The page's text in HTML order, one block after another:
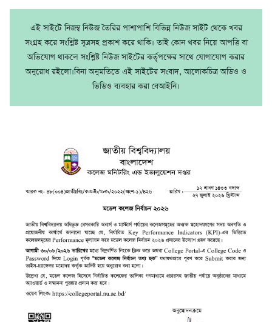
এই সাইটে নিজম্ব নিউজ তৈরির পাশাপাশি বিভিন্ন নিউজ সাইট থেকে খবর
সংগ্রহ করে সংশ্লিষ্ট সূত্রসহ প্রকাশ করে থাকি। তাই কোন খবর নিয়ে আপত্তি বা
অভিযোগ থাকলে সংশ্লিষ্ট নিউজ সাইটের কর্তৃপক্ষের সাথে যোগাযোগ করার
অনুরোধ রইলো।বিনা অনুমতিতে এই সাইটের সংবাদ, আলোকচিত্র অডিও ও
ভিডিও ব্যবহার করা বেআইনি।